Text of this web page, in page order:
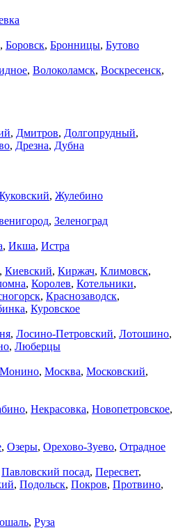
, Боровск, Бронницы, Бутово
, Волоколамск, Воскресенск,
, Дмитров, Долгопрудный,
, Дрезна, Дубна
, Жулебино
, Зеленоград
, Икша, Истра
, Киевский, Киржач, Климовск,
, Королев, Котельники,
, Краснозаводск,
, Куровское
, Лосино-Петровский, Лотошино,
, Люберцы
Монино, Москва, Московский,
, Некрасовка, Новопетровское,
, Озеры, Орехово-Зуево, Отрадное
Павловский посад, Пересвет,
, Подольск, Покров, Протвино,
, Руза